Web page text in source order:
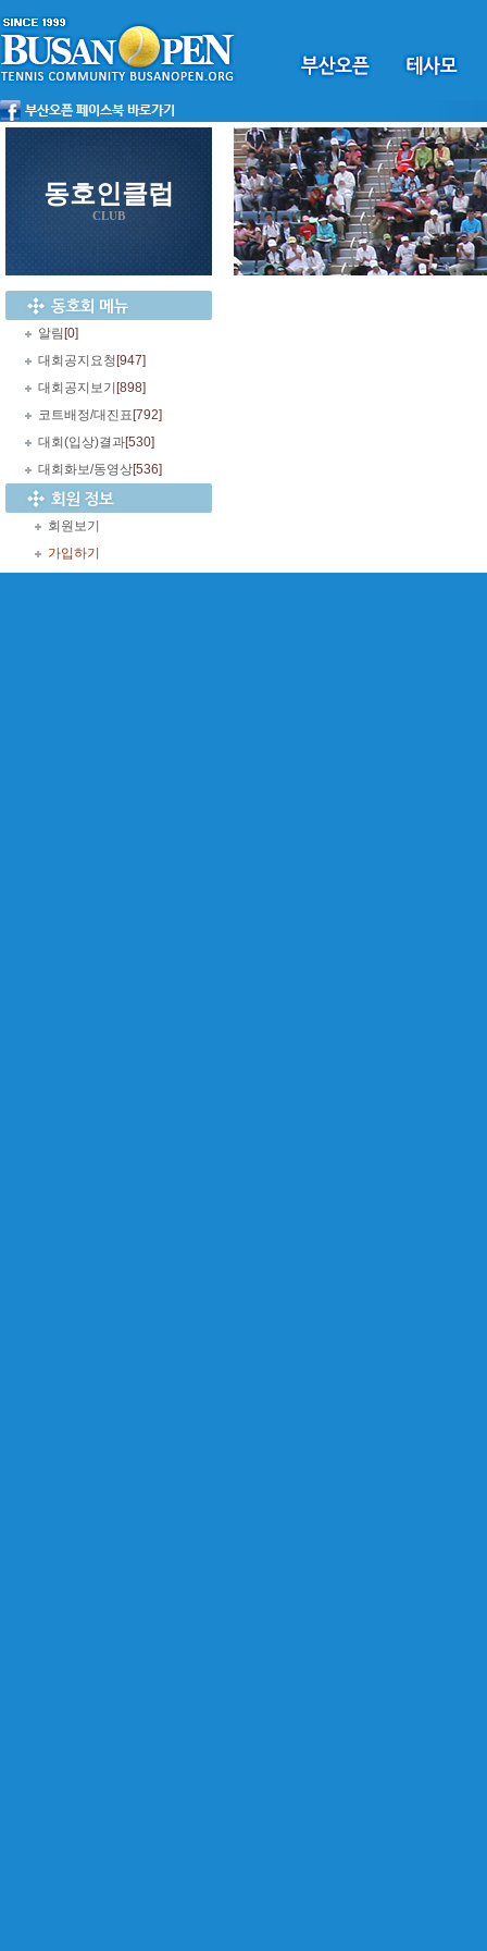
동호인클럽
CLUB
알림 [0]
대회공지요청 [947]
대회공지보기 [898]
코트배정/대진표 [792]
대회(입상)결과[530]
대회화보/동영상[536]
회원보기
가입하기